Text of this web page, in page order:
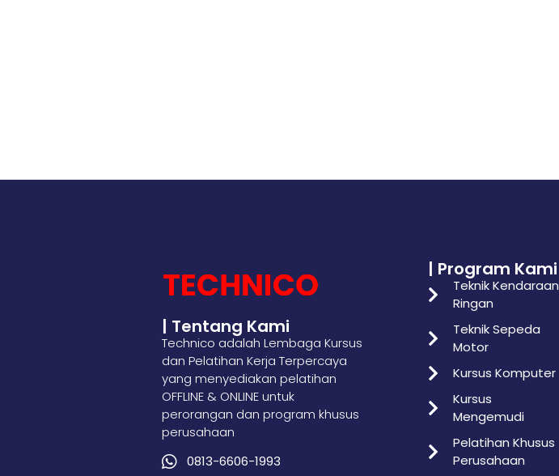
| Tentang Kami
Technico adalah Lembaga Kursus
dan Pelatihan Kerja Terpercaya
yang menyediakan pelatihan
OFFLINE & ONLINE untuk
perorangan dan program khusus
perusahaan
0813-6606-1993
| Program Kami
Teknik Kendaraan
Ringan
Teknik Sepeda
Motor
Kursus Komputer
Kursus
Mengemudi
Pelatihan Khusus
Perusahaan